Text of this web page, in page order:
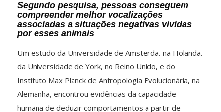
Segundo pesquisa, pessoas conseguem
compreender melhor vocalizações
associadas a situações negativas vividas
por esses animais
Um estudo da Universidade de Amsterdã, na Holanda,
da Universidade de York, no Reino Unido, e do
Instituto Max Planck de Antropologia Evolucionária, na
Alemanha, encontrou evidências da capacidade
humana de deduzir comportamentos a partir de